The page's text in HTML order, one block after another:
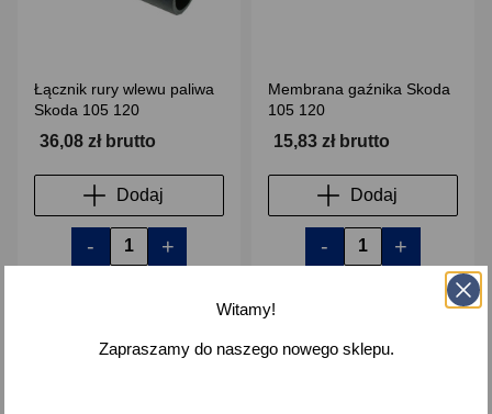
Łącznik rury wlewu paliwa
Skoda 105 120
36,08 zł brutto
Dodaj
- +
Membrana gaźnika Skoda
105 120
15,83 zł brutto
Dodaj
- +
favorite_border
Witamy!
Zapraszamy do naszego nowego sklepu.